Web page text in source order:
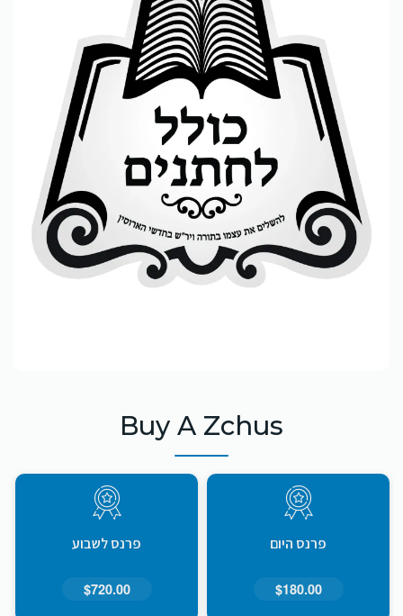
Buy A Zchus
פרנס היום
$180.00
פרנס לשבוע
$720.00